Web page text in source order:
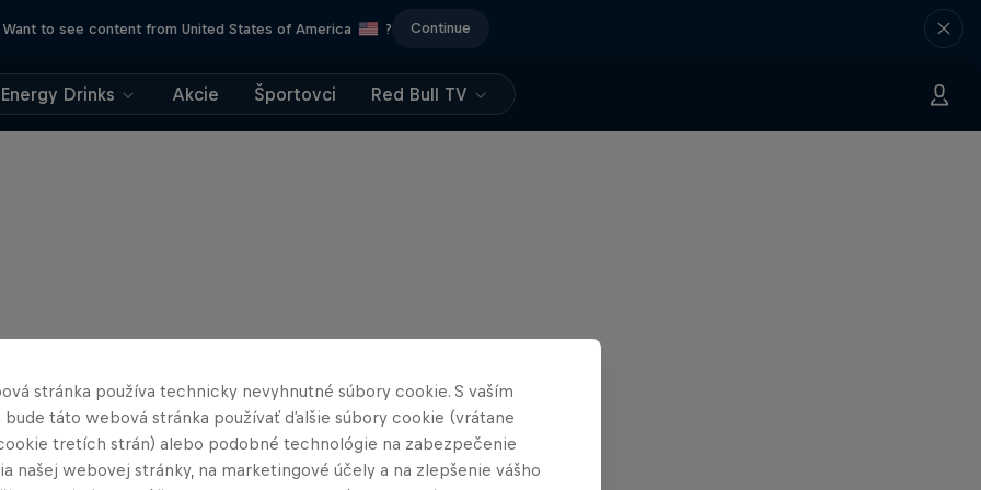
Want to see content from United States of America ? Continue
Energy Drinks Akcie Športovci Red Bull TV
stránka používa technicky nevyhnutné súbory cookie. S vaším
bude táto webová stránka používať ďalšie súbory cookie (vrátane
tretích strán) alebo podobné technológie na zabezpečenie
našej webovej stránky, na marketingové účely a na zlepšenie vášho